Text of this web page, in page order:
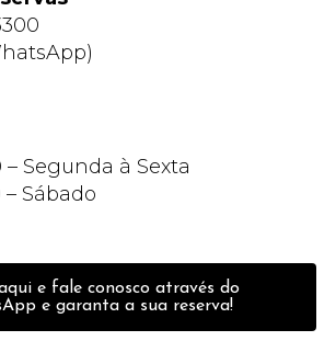
– Segunda à Sexta
– Sábado
e fale conosco através do
e garanta a sua reserva!